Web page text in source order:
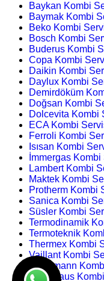
Baykan Kombi
Baymak Kombi
Beko Kombi
Bosch Kombi
Buderus Kombi
Copa Kombi
Daikin Kombi
Daylux Kombi
Demirdöküm
Doğsan Kombi
Dolcevita Kombi
ECA Kombi
Ferroli Kombi
Isısan Kombi
İmmergas
Lambert Kombi
Maktek Kombi
Protherm Kombi
Sanica Kombi
Süsler Kombi
Termodinamik
Termoteknik
Thermex Kombi
Vaillant Kombi
Viessmann
Warmhaus